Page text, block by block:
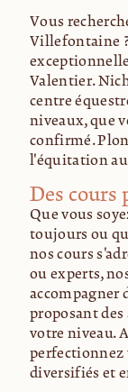
Vous
Villefontaine
Valentier.
centre
niveaux, que
confirmé.
l'équitation
Des cours
Que vous
toujours ou
nos cours
ou experts,
accompagner
proposant des
votre niveau.
perfectionnez
diversifiés et